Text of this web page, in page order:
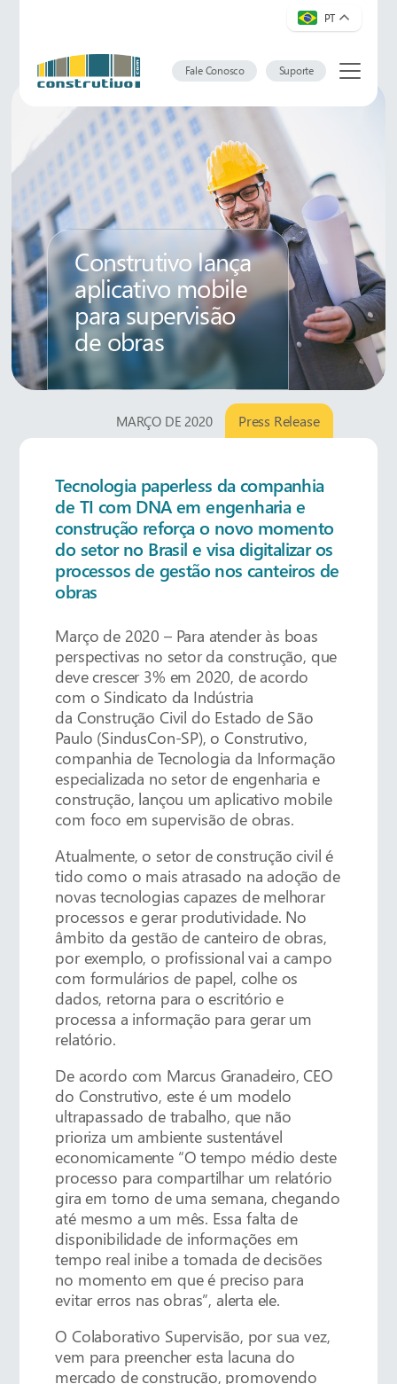
PT
Fale Conosco Suporte
Construtivo lança
aplicativo mobile
para supervisão
de obras
MARÇO DE 2020 Press Release
Tecnologia paperless da companhia
de TI com DNA em engenharia e
construção reforça o novo momento
do setor no Brasil e visa digitalizar os
processos de gestão nos canteiros de
obras
Março de 2020 – Para atender às boas
perspectivas no setor da construção, que
deve crescer 3% em 2020, de acordo
com o Sindicato da Indústria
da Construção Civil do Estado de São
Paulo (SindusCon-SP), o Construtivo,
companhia de Tecnologia da Informação
especializada no setor de engenharia e
construção, lançou um aplicativo mobile
com foco em supervisão de obras.
Atualmente, o setor de construção civil é
tido como o mais atrasado na adoção de
novas tecnologias capazes de melhorar
processos e gerar produtividade. No
âmbito da gestão de canteiro de obras,
por exemplo, o profissional vai a campo
com formulários de papel, colhe os
dados, retorna para o escritório e
processa a informação para gerar um
relatório.
De acordo com Marcus Granadeiro, CEO
do Construtivo, este é um modelo
ultrapassado de trabalho, que não
prioriza um ambiente sustentável
economicamente “O tempo médio deste
processo para compartilhar um relatório
gira em torno de uma semana, chegando
até mesmo a um mês. Essa falta de
disponibilidade de informações em
tempo real inibe a tomada de decisões
no momento em que é preciso para
evitar erros nas obras”, alerta ele.
O Colaborativo Supervisão, por sua vez,
vem para preencher esta lacuna do
mercado de construção, promovendo